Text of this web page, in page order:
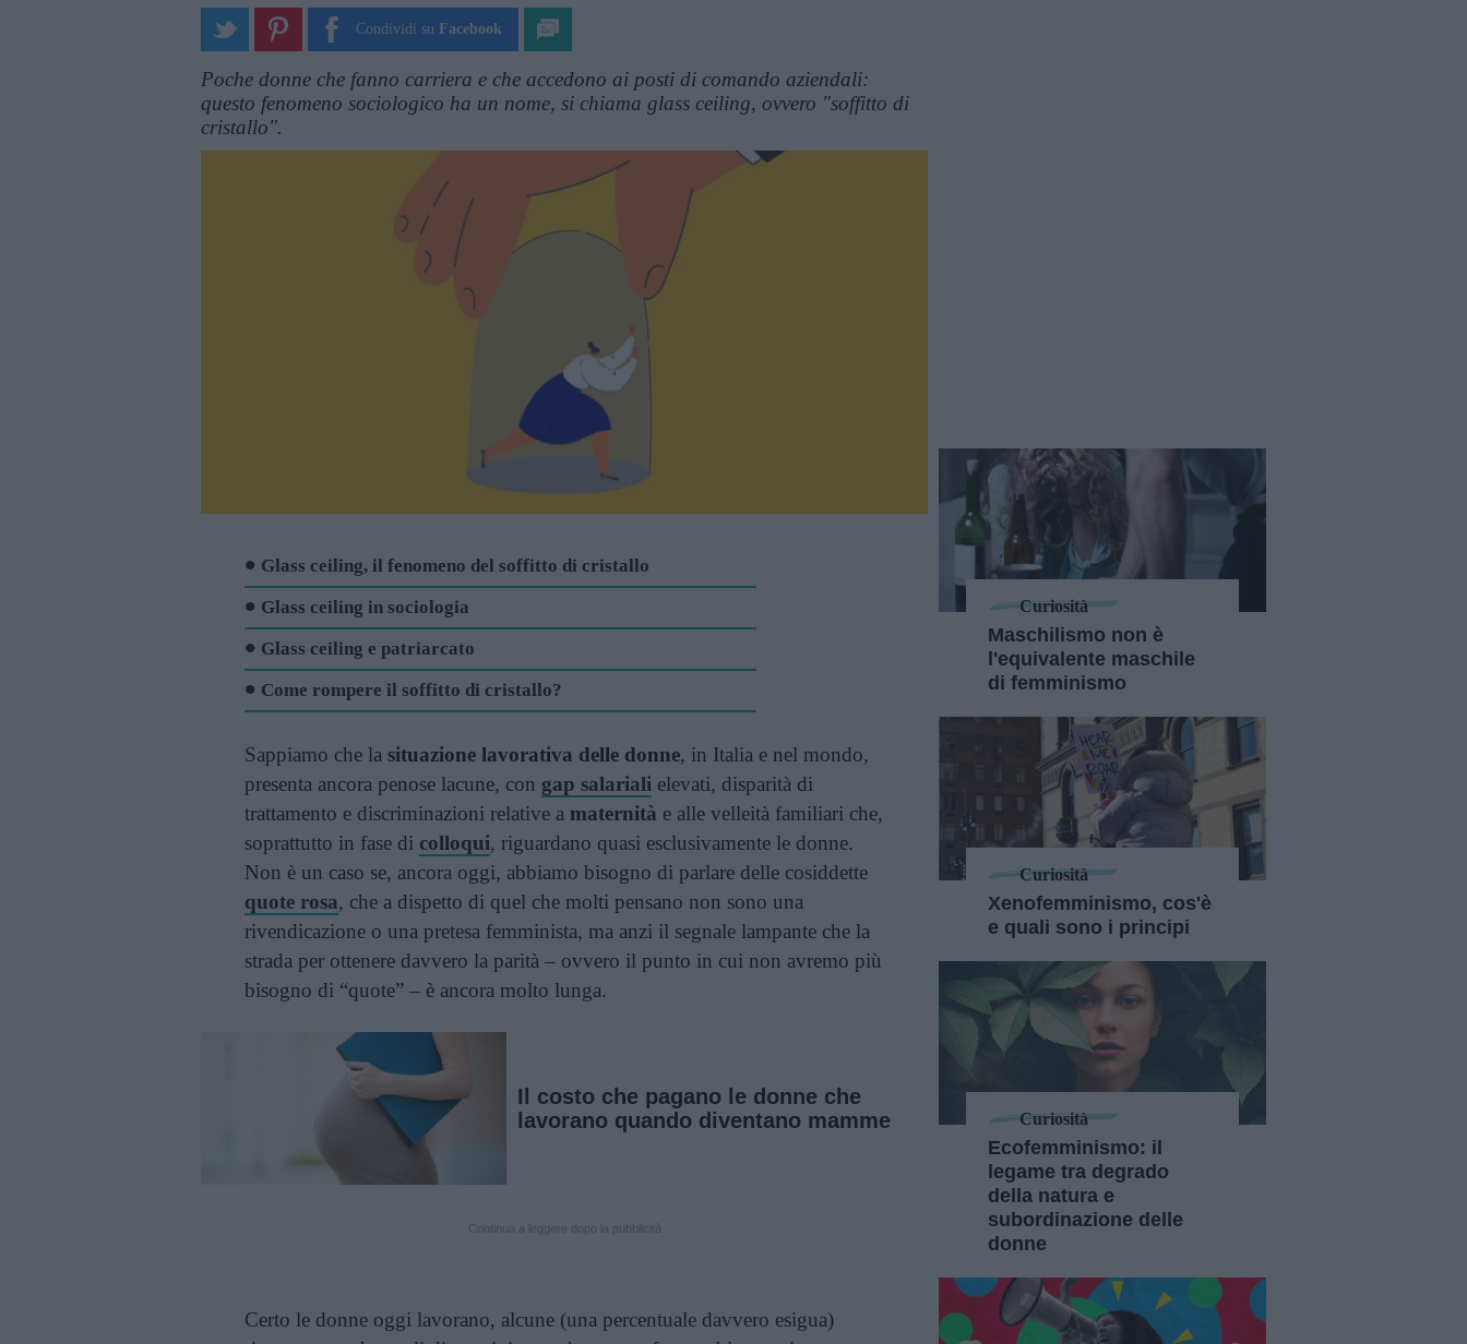
Condividi su Facebook
Poche donne che fanno carriera e che accedono ai posti di comando aziendali:
questo fenomeno sociologico ha un nome, si chiama glass ceiling, ovvero "soffitto di
cristallo".
Glass ceiling, il fenomeno del soffitto di cristallo
Glass ceiling in sociologia
Glass ceiling e patriarcato
Come rompere il soffitto di cristallo?
Sappiamo che la situazione lavorativa delle donne, in Italia e nel mondo,
presenta ancora penose lacune, con gap salariali elevati, disparità di
trattamento e discriminazioni relative a maternità e alle velleità familiari che,
soprattutto in fase di colloqui, riguardano quasi esclusivamente le donne.
Non è un caso se, ancora oggi, abbiamo bisogno di parlare delle cosiddette
quote rosa, che a dispetto di quel che molti pensano non sono una
rivendicazione o una pretesa femminista, ma anzi il segnale lampante che la
strada per ottenere davvero la parità – ovvero il punto in cui non avremo più
bisogno di “quote” – è ancora molto lunga.
Il costo che pagano le donne che
lavorano quando diventano mamme
Certo le donne oggi lavorano, alcune (una percentuale davvero esigua)
Curiosità
Maschilismo non è
l'equivalente maschile
di femminismo
Curiosità
Xenofemminismo, cos'è
e quali sono i principi
Curiosità
Ecofemminismo: il
legame tra degrado
della natura e
subordinazione delle
donne